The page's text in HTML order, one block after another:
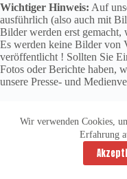
Wir verwenden Cookies,
Erfahrung
Wichtiger Hinweis: Auf
ausführlich (also auch mit
Bilder werden erst gemacht,
Es werden keine Bilder von
veröffentlicht ! Sollten Sie
Fotos oder Berichte haben,
unsere Presse- und
Copyright ©